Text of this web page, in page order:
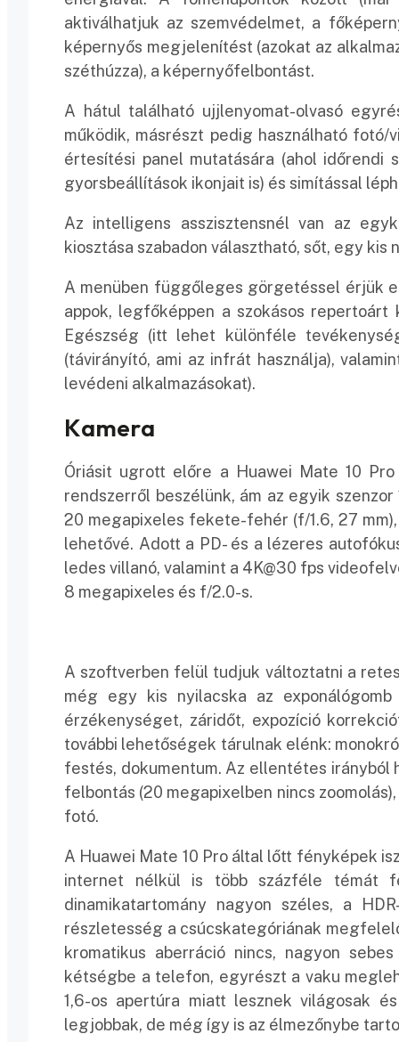
aktiválhatjuk az szemvédelmet, a
képernyős megjelenítést (azokat az
széthúzza), a képernyőfelbontást.
A hátul található ujjlenyomat-olvasó
működik, másrészt pedig használható
értesítési panel mutatására (ahol
gyorsbeállítások ikonjait is) és simítással
Az intelligens asszisztensnél van az
kiosztása szabadon választható, sőt, egy
A menüben függőleges görgetéssel érjük
appok, legfőképpen a szokásos
Egészség (itt lehet különféle
(távirányító, ami az infrát használja),
levédeni alkalmazásokat).
Kamera
Óriásit ugrott előre a Huawei Mate 10
rendszerről beszélünk, ám az egyik
20 megapixeles fekete-fehér (f/1.6, 27
lehetővé. Adott a PD- és a lézeres
ledes villanó, valamint a 4K@30 fps
8 megapixeles és f/2.0-s.
A szoftverben felül tudjuk változtatni a
még egy kis nyilacska az
érzékenységet, záridőt, expozíció
további lehetőségek tárulnak elénk:
festés, dokumentum. Az ellentétes irányból
felbontás (20 megapixelben nincs
fotó.
A Huawei Mate 10 Pro által lőtt fényképek
internet nélkül is több százféle témát
dinamikatartomány nagyon széles, a
részletesség a csúcskategóriának
kromatikus aberráció nincs, nagyon
kétségbe a telefon, egyrészt a vaku
1,6-os apertúra miatt lesznek világosak
legjobbak, de még így is az élmezőnybe